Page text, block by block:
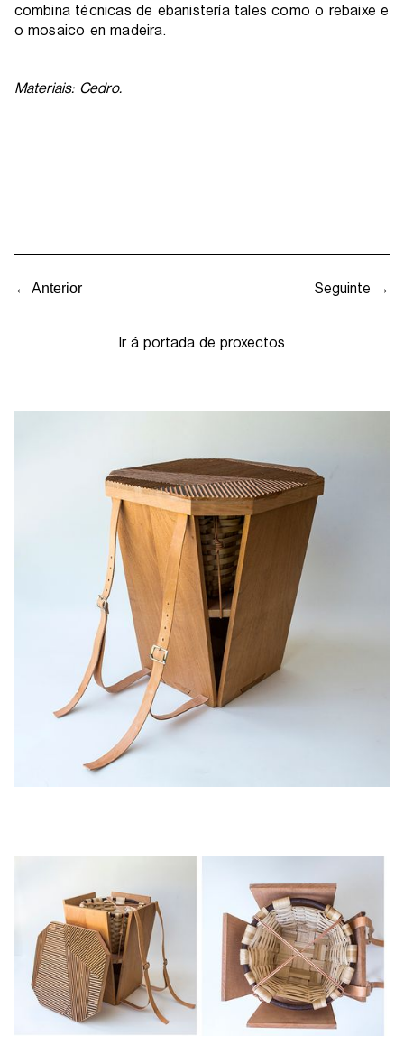
combina técnicas de ebanistería tales como o rebaixe e
o mosaico en madeira.
Materiais: Cedro.
← Anterior Seguinte →
Ir á portada de proxectos